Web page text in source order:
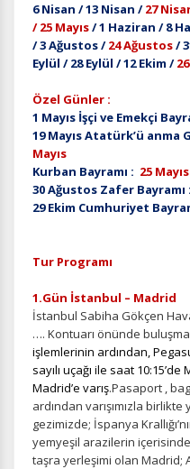
6 Nisan / 13 Nisan /27
/ 25 Mayıs/ 1 Haziran / 8
/ 3 Ağustos /24 Ağustos/
Eylül / 28 Eylül / 12 Ekim /
Özel Günler :
1 Mayıs İşçi ve Emekçi
19 Mayıs Atatürk’ü anma
Mayıs
Kurban Bayramı : 25 Mayıs
30 Ağustos Zafer Bayramı :
29 Ekim Cumhuriyet
Tur Programı
1.Gün İstanbul – Madrid
İstanbul Sabiha Gökçen
…. Kontuarı önünde
işlemlerinin ardından,
sayılı uçağı ile saat
Madrid’e varış.Pasaport ,
ardından varışımızla
gezimizde; İspanya
yemyeşil arazilerin
taşra yerleşimi olan Madrid;